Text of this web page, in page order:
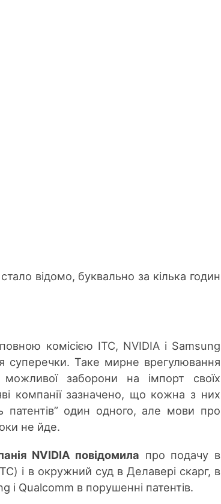
відомо, буквально за кілька годин
комісією ITC, NVIDIA і Samsung
Таке мирне врегулювання
заборони на імпорт своїх
компанії зазначено, що кожна з них
патентів” один одного, але мови про
не йде.
NVIDIA повідомила про подачу в
і в окружний суд в Делавері скарг, в
і Qualcomm в порушенні патентів.